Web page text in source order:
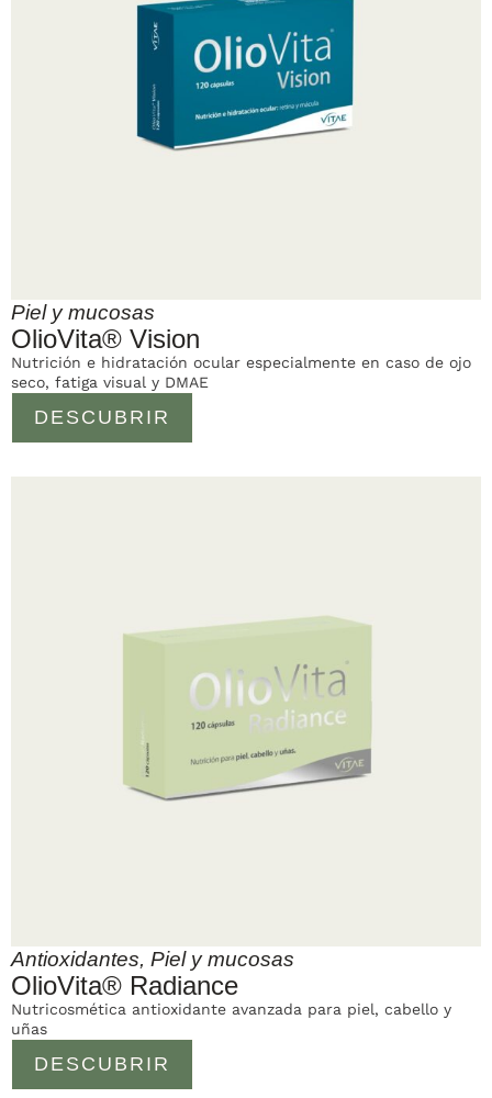
Piel y mucosas
OlioVita® Vision
DESCUBRIR
Nutrición e hidratación ocular especialmente en caso de ojo
seco, fatiga visual y DMAE
Antioxidantes, Piel y mucosas
OlioVita® Radiance
DESCUBRIR
Nutricosmética antioxidante avanzada para piel, cabello y
uñas